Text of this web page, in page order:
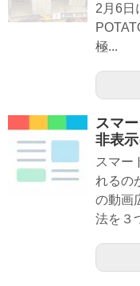
2月6日
極...
スマ
非表
スマー
れるの
の動画
法を３